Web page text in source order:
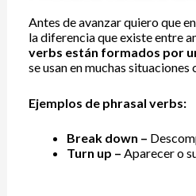
Antes de avanzar quiero que
la diferencia que existe entre
verbs están formados por
se usan en muchas situaciones
Ejemplos de phrasal verbs:
Break down –
Turn up – Aparecer o